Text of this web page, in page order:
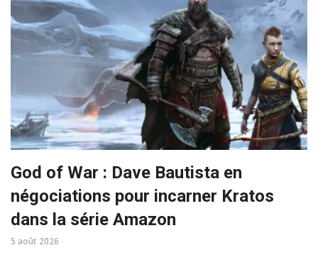
God of War : Dave Bautista en
négociations pour incarner Kratos
dans la série Amazon
5 août 2026